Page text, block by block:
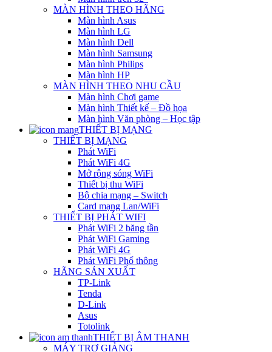
MÀN HÌNH THEO HÃNG
Màn hình Asus
Màn hình LG
Màn hình Dell
Màn hình Samsung
Màn hình Philips
Màn hình HP
MÀN HÌNH THEO NHU CẦU
Màn hình Chơi game
Màn hình Thiết kế – Đồ họa
Màn hình Văn phòng – Học tập
THIẾT BỊ MẠNG
THIẾT BỊ MẠNG
Phát WiFi
Phát WiFi 4G
Mở rộng sóng WiFi
Thiết bị thu WiFi
Bộ chia mạng – Switch
Card mạng Lan/WiFi
THIẾT BỊ PHÁT WIFI
Phát WiFi 2 băng tần
Phát WiFi Gaming
Phát WiFi 4G
Phát WiFi Phổ thông
HÃNG SẢN XUẤT
TP-Link
Tenda
D-Link
Asus
Totolink
THIẾT BỊ ÂM THANH
MÁY TRỢ GIẢNG